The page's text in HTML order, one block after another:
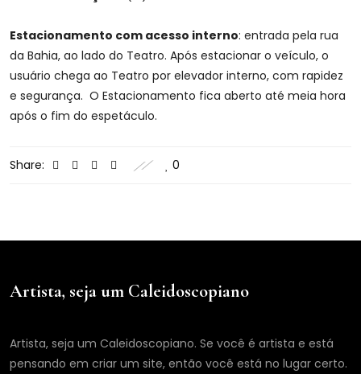
Estacionamento com acesso interno: entrada pela rua
da Bahia, ao lado do Teatro. Após estacionar o veículo, o
usuário chega ao Teatro por elevador interno, com rapidez
e segurança. O Estacionamento fica aberto até meia hora
após o fim do espetáculo.
Share: 0
Artista, seja um Caleidoscopiano
Artista, seja um Caleidoscopiano. Se você é artista e está
pensando em criar um site, então você está no lugar certo.